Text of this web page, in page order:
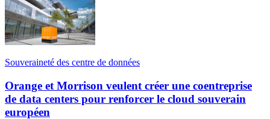
Souveraineté des centre de données
Orange et Morrison veulent créer une coentreprise
de data centers pour renforcer le cloud souverain
européen